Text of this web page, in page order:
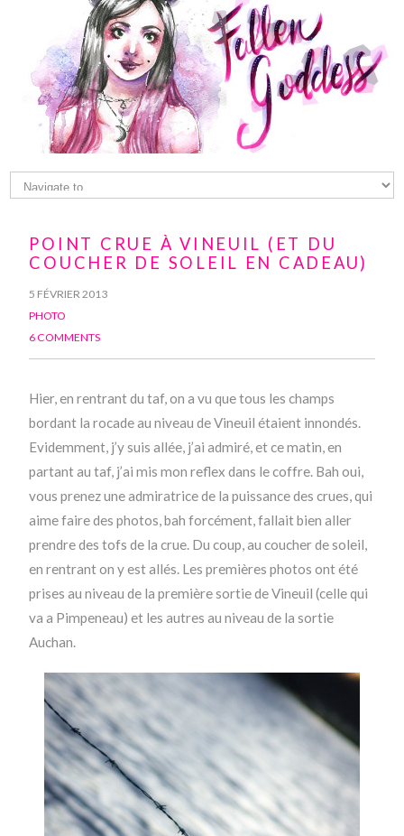
POINT CRUE À VINEUIL (ET DU
COUCHER DE SOLEIL EN CADEAU)
5 FÉVRIER 2013
PHOTO
6 COMMENTS
Hier, en rentrant du taf, on a vu que tous les champs
bordant la rocade au niveau de Vineuil étaient innondés.
Evidemment, j’y suis allée, j’ai admiré, et ce matin, en
partant au taf, j’ai mis mon reflex dans le coffre. Bah oui,
vous prenez une admiratrice de la puissance des crues, qui
aime faire des photos, bah forcément, fallait bien aller
prendre des tofs de la crue. Du coup, au coucher de soleil,
en rentrant on y est allés. Les premières photos ont été
prises au niveau de la première sortie de Vineuil (celle qui
va a Pimpeneau) et les autres au niveau de la sortie
Auchan.